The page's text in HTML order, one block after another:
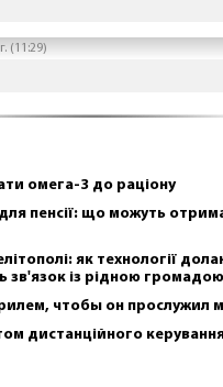
(11:29)
омега-3 до раціону
пенсії: що можуть
як технології
зв'язок із рідною громадою
чтобы он прослужил
дистанційного